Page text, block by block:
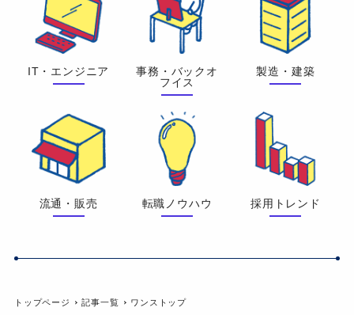
トップページ 記事一覧 ワンストップ
IT・エンジニア
事務・バックオ
フイス
製造・建築
流通・販売 転職ノウハウ 採用トレンド